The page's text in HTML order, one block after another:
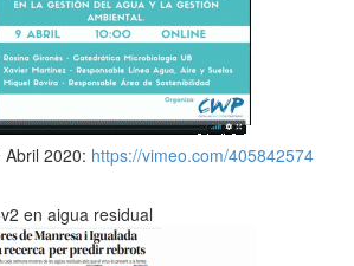
Abril 2020: https://vimeo.com/405842574
en aigua residual